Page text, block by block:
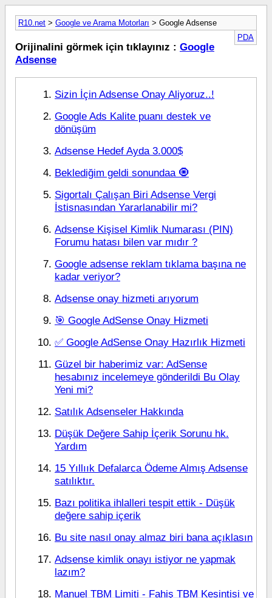
R10.net > Google ve Arama Motorları > Google Adsense
PDA
Orijinalini görmek için tıklayınız : Google
Adsense
Sizin İçin Adsense Onay Aliyoruz..!
Google Ads Kalite puanı destek ve
dönüşüm
Adsense Hedef Ayda 3.000$
Beklediğim geldi sonundaa 🧿
Sigortalı Çalışan Biri Adsense Vergi
İstisnasından Yararlanabilir mi?
Adsense Kişisel Kimlik Numarası (PIN)
Forumu hatası bilen var mıdır ?
Google adsense reklam tıklama başına ne
kadar veriyor?
Adsense onay hizmeti arıyorum
🎯 Google AdSense Onay Hizmeti
✅ Google AdSense Onay Hazırlık Hizmeti
Güzel bir haberimiz var: AdSense
hesabınız incelemeye gönderildi Bu Olay
Yeni mi?
Satılık Adsenseler Hakkında
Düşük Değere Sahip İçerik Sorunu hk.
Yardım
15 Yıllıık Defalarca Ödeme Almış Adsense
satılıktır.
Bazı politika ihlalleri tespit ettik - Düşük
değere sahip içerik
Bu site nasıl onay almaz biri bana açıklasın
Adsense kimlik onayı istiyor ne yapmak
lazım?
Manuel TBM Limiti - Fahiş TBM Kesintisi ve